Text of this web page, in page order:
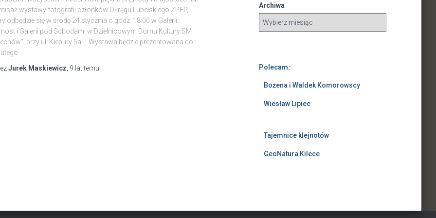
wystawy fotografii członków Okręgu Lubelskiego ZPFP,
odbędzie się w środę 24 stycznia o godz. 18:00 w Galerii
i Galerii pod Schodami w Dzielnicowym Domu Kultury SM
przy ul. Kiepury 5a. Wystawa będzie prezentowana do
Jurek Maskiewicz 9 lattemu
Archiwa
Polecam:
Bożena i Waldek Komorowscy
Wiesław Lipiec
Tajemnice klejnotów
GeoNatura Kilece